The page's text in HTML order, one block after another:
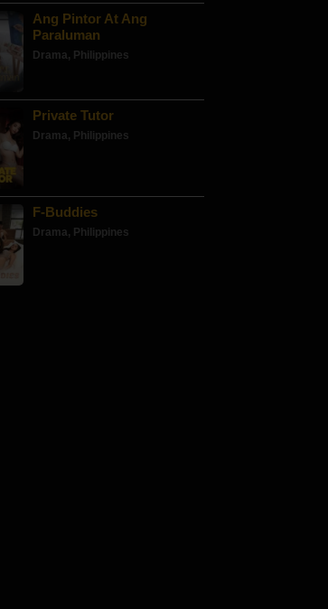
Ang Pintor At Ang
Paraluman
Drama, Philippines
Private Tutor
Drama, Philippines
F-Buddies
Drama, Philippines